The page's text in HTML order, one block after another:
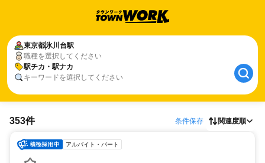
東京都氷川台駅
職種を選択してください
駅チカ・駅ナカ
キーワードを選択してください
353件 条件保存 関連度順
アルバイト・パート